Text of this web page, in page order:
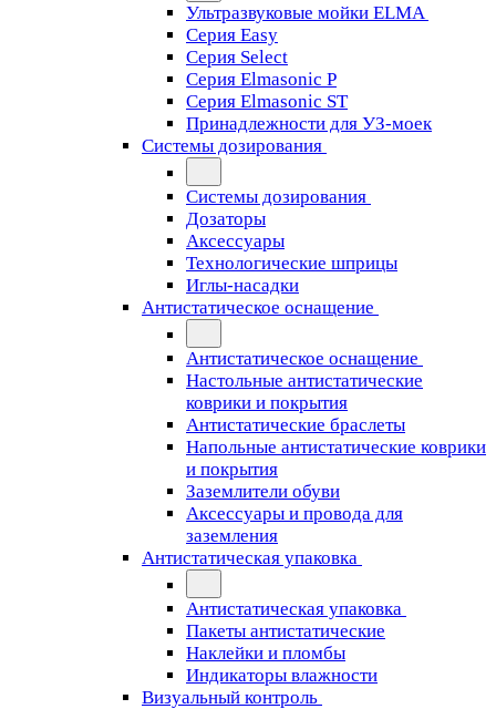
Ультразвуковые мойки ELMA
Серия Easy
Серия Select
Серия Elmasonic P
Серия Elmasonic ST
Принадлежности для УЗ-моек
Системы дозирования
Системы дозирования
Дозаторы
Аксессуары
Технологические шприцы
Иглы-насадки
Антистатическое оснащение
Антистатическое оснащение
Настольные антистатические
коврики и покрытия
Антистатические браслеты
Напольные антистатические коврики
и покрытия
Заземлители обуви
Аксессуары и провода для
заземления
Антистатическая упаковка
Антистатическая упаковка
Пакеты антистатические
Наклейки и пломбы
Индикаторы влажности
Визуальный контроль